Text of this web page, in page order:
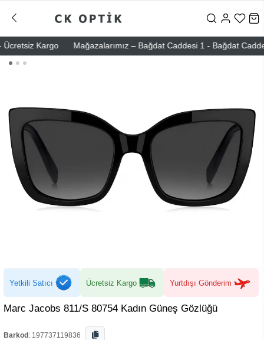
Kargo Mağazalarımız – Bağdat Caddesi 1 - Bağdat
Yetkili Satıcı Ücretsiz Kargo Yurtdışı Gönderim
Marc Jacobs 811/S 80754 Kadın Güneş Gözlüğü
Barkod : 197737119836